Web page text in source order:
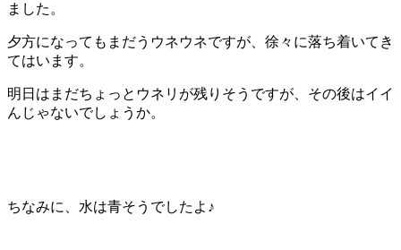
ました。
夕方になってもまだうウネウネですが、徐々に落ち着いてき
てはいます。
明日はまだちょっとウネリが残りそうですが、その後はイイ
んじゃないでしょうか。
ちなみに、水は青そうでしたよ♪